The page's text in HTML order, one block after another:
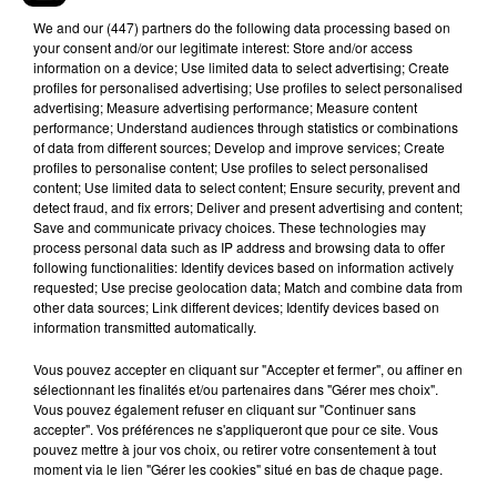
enchaîne rapidement sur un trailer spectaculaire
: bagarres, cascades, effets spéciaux et surtout
beaucoup, beaucoup de dérision.
On adore
!Rendez-vous le 16 mai prochain au cinéma.
We and our (447) partnersdo the following data processing based on
your consent and/or our legitimate interest: Store and/or access
information on a device; Use limited data to select advertising; Create
profiles for personalised advertising; Use profiles to select personalised
advertising; Measure advertising performance; Measure content
performance; Understand audiences through statistics or combinations
of data from different sources; Develop and improve services; Create
profiles to personalise content; Use profiles to select personalised
content; Use limited data to select content; Ensure security, prevent and
detect fraud, and fix errors; Deliver and present advertising and content;
Save and communicate privacy choices. These technologies may
process personal data such as IP address and browsing data to offer
following functionalities: Identify devices based on information actively
requested; Use precise geolocation data; Match and combine data from
other data sources; Link different devices; Identify devices based on
information transmitted automatically.
Vous pouvez accepter en cliquant sur "Accepter et fermer", ou affiner en
sélectionnant les finalités et/ou partenaires dans "Gérer mes choix".
Vous pouvez également refuser en cliquant sur "Continuer sans
accepter". Vos préférences ne s'appliqueront que pour ce site. Vous
pouvez mettre à jour vos choix, ou retirer votre consentement à tout
moment via le lien "Gérer les cookies" situé en bas de chaque page.